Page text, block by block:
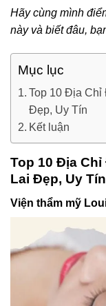
Hãy cùng mình
này và biết đâu,
Mục lục
Top 10 Địa Chỉ
Đẹp, Uy Tín
Kết luận
Top 10 Địa
Lai Đẹp, Uy Tín
Viện thẩm mỹ